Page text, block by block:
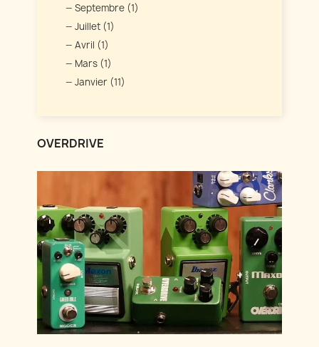
Septembre (1)
Juillet (1)
Avril (1)
Mars (1)
Janvier (11)
OVERDRIVE